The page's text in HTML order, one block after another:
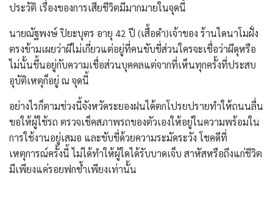
ประวัติ เรื่องของการเสียชีวิตมีมากมายในจุดนี้
นายณัฐพงษ์ ปิยะบุตร อายุ 42 ปี (เสื้อดำ)เจ้าของ ร้านไดนาโมฝั่ง
ตรงข้ามเผยว่าผีไม่เกี่ยวแต่อยู่ที่คนขับขี่ส่วนใครจะเชื่อว่าผีดุหรือ
ไม่นั้นขึ้นอยู่กับความเชื่อส่วนบุคคลแต่จากที่เห็นทุกครั้งที่ประสบ
อุบัติเหตุก็อยู่ ณ จุดนี้
อย่างไรก็ตามช่วงนี้จังหวัดระยองฝนได้ตกโปรยปรายทำให้ถนนลื่น
ขอให้ผู้ใช้รถ ตรวจเช็คสภาพรถของตัวเองให้อยู่ในความพร้อมใน
การใช้งานอยู่เสมอ และขับขี่ด้วยความระมัดระวัง โชคดีที่
เหตุการณ์ครั้งนี้ ไม่ได้ทำให้ผู้ใดได้รับบาดเจ็บ สาหัสหรือถึงแก่ชีวิต
มีเพียงแค่รอยฟกช้ำเพียงเท่านั้น